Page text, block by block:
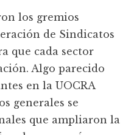
los gremios
de Sindicatos
que cada sector
Algo parecido
en la UOCRA
generales se
que ampliaron la